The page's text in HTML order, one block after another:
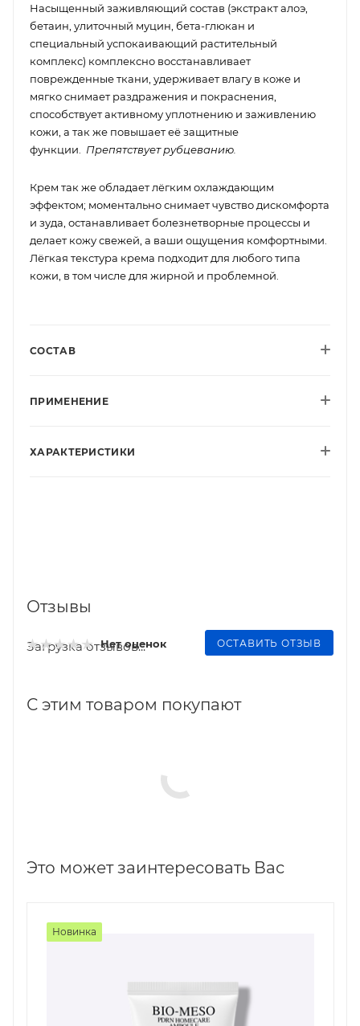
Насыщенный заживляющий состав (экстракт алоэ,
бетаин, улиточный муцин, бета-глюкан и
специальный успокаивающий растительный
комплекс) комплексно восстанавливает
поврежденные ткани, удерживает влагу в коже и
мягко снимает раздражения и покраснения,
способствует активному уплотнению и заживлению
кожи, а так же повышает её защитные
функции. Препятствует рубцеванию.
Крем так же обладает лёгким охлаждающим
эффектом; моментально снимает чувство дискомфорта
и зуда, останавливает болезнетворные процессы и
делает кожу свежей, а ваши ощущения комфортными.
Лёгкая текстура крема подходит для любого типа
кожи, в том числе для жирной и проблемной.
СОСТАВ
ПРИМЕНЕНИЕ
ХАРАКТЕРИСТИКИ
Отзывы
Нет оценок ОСТАВИТЬ ОТЗЫВ
Загрузка отзывов...
С этим товаром покупают
Это может заинтересовать Вас
Новинка